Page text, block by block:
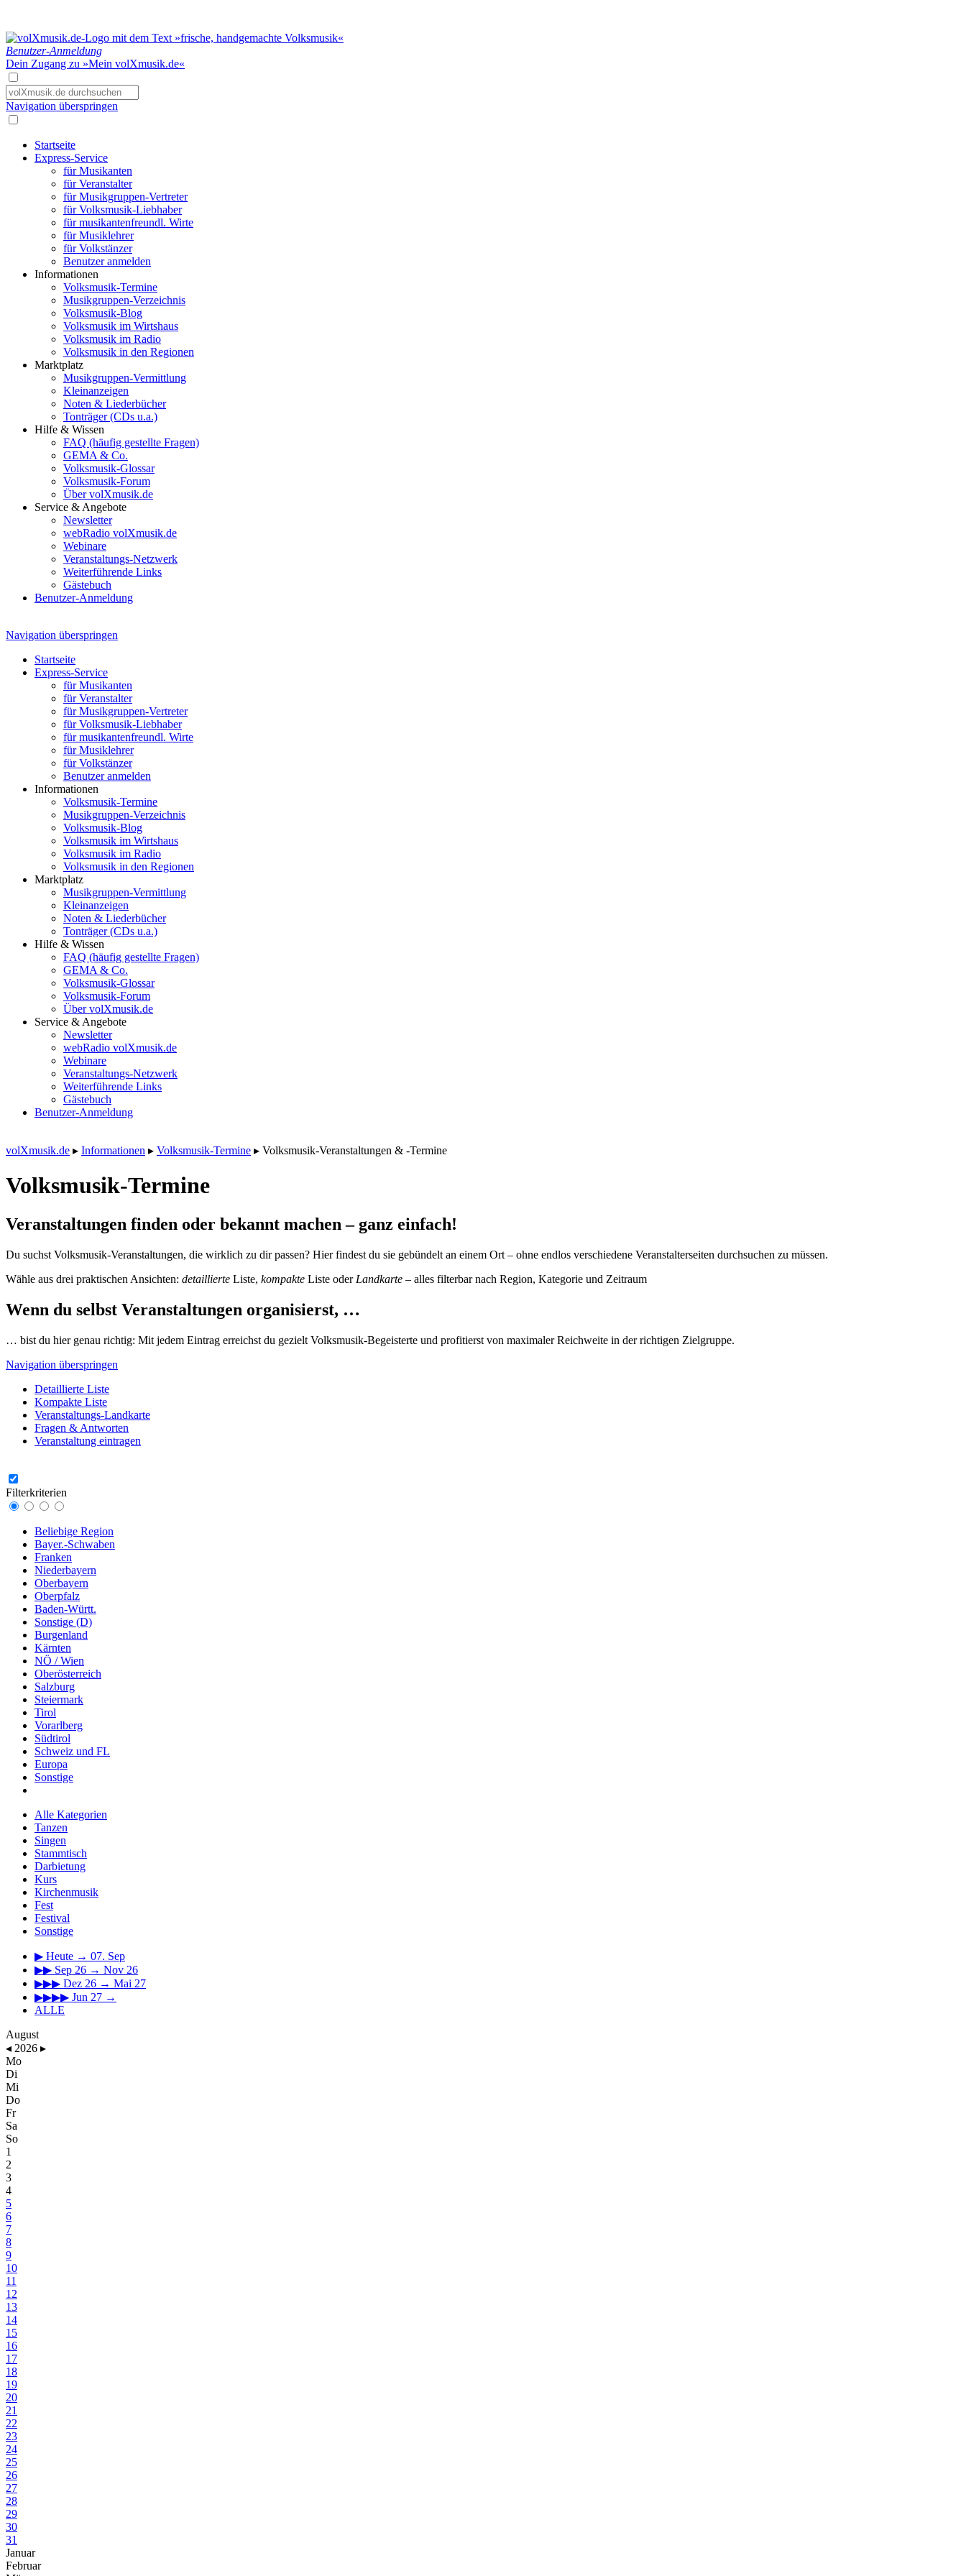
Benutzer-Anmeldung
Dein Zugang zu »Mein volXmusik.de«
Navigation überspringen
Startseite
Express-Service
für Musikanten
für Veranstalter
für Musikgruppen-Vertreter
für Volksmusik-Liebhaber
für musikantenfreundl. Wirte
für Musiklehrer
für Volkstänzer
Benutzer anmelden
Informationen
Volksmusik-Termine
Musikgruppen-Verzeichnis
Volksmusik-Blog
Volksmusik im Wirtshaus
Volksmusik im Radio
Volksmusik in den Regionen
Marktplatz
Musikgruppen-Vermittlung
Kleinanzeigen
Noten & Liederbücher
Tonträger (CDs u.a.)
Hilfe & Wissen
FAQ (häufig gestellte Fragen)
GEMA & Co.
Volksmusik-Glossar
Volksmusik-Forum
Über volXmusik.de
Service & Angebote
Newsletter
webRadio volXmusik.de
Webinare
Veranstaltungs-Netzwerk
Weiterführende Links
Gästebuch
Benutzer-Anmeldung
Navigation überspringen
Startseite
Express-Service
für Musikanten
für Veranstalter
für Musikgruppen-Vertreter
für Volksmusik-Liebhaber
für musikantenfreundl. Wirte
für Musiklehrer
für Volkstänzer
Benutzer anmelden
Informationen
Volksmusik-Termine
Musikgruppen-Verzeichnis
Volksmusik-Blog
Volksmusik im Wirtshaus
Volksmusik im Radio
Volksmusik in den Regionen
Marktplatz
Musikgruppen-Vermittlung
Kleinanzeigen
Noten & Liederbücher
Tonträger (CDs u.a.)
Hilfe & Wissen
FAQ (häufig gestellte Fragen)
GEMA & Co.
Volksmusik-Glossar
Volksmusik-Forum
Über volXmusik.de
Service & Angebote
Newsletter
webRadio volXmusik.de
Webinare
Veranstaltungs-Netzwerk
Weiterführende Links
Gästebuch
Benutzer-Anmeldung
volXmusik.de ▸ Informationen ▸ Volksmusik-Termine ▸ Volksmusik-Veranstaltungen & -Termine
Volksmusik-Termine
Veranstaltungen finden oder bekannt machen – ganz einfach!
Du suchst Volksmusik-Veranstaltungen, die wirklich zu dir passen? Hier findest du sie gebündelt an einem Ort – ohne endlos verschiedene Veranstalterseiten durchsuchen zu müssen.
Wähle aus drei praktischen Ansichten: detaillierte Liste, kompakte Liste oder Landkarte – alles filterbar nach Region, Kategorie und Zeitraum
Wenn du selbst Veranstaltungen organisierst, …
… bist du hier genau richtig: Mit jedem Eintrag erreichst du gezielt Volksmusik-Begeisterte und profitierst von maximaler Reichweite in der richtigen Zielgruppe.
Navigation überspringen
Detaillierte Liste
Kompakte Liste
Veranstaltungs-Landkarte
Fragen & Antworten
Veranstaltung eintragen
Filterkriterien
Beliebige Region
Bayer.-Schwaben
Franken
Niederbayern
Oberbayern
Oberpfalz
Baden-Württ.
Sonstige (D)
Burgenland
Kärnten
NÖ / Wien
Oberösterreich
Salzburg
Steiermark
Tirol
Vorarlberg
Südtirol
Schweiz und FL
Europa
Sonstige
Alle Kategorien
Tanzen
Singen
Stammtisch
Darbietung
Kurs
Kirchenmusik
Fest
Festival
Sonstige
▶ Heute → 07. Sep
▶▶ Sep 26 → Nov 26
▶▶▶ Dez 26 → Mai 27
▶▶▶▶ Jun 27 →
ALLE
August
◂ 2026 ▸
Mo
Di
Mi
Do
Fr
Sa
So
1
2
3
4
5
6
7
8
9
10
11
12
13
14
15
16
17
18
19
20
21
22
23
24
25
26
27
28
29
30
31
Januar
Februar